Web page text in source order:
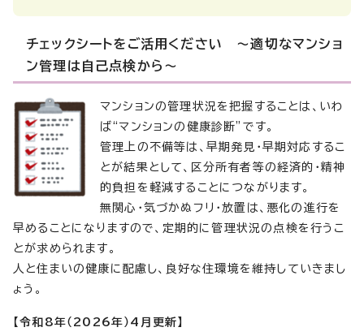
チェックシートをご活用ください ～適切なマンショ
ン管理は自己点検から～
マンションの管理状況を把握することは、いわ
ば“マンションの健康診断”です。
管理上の不備等は、早期発見・早期対応するこ
とが結果として、区分所有者等の経済的・精神
的負担を軽減することにつながります。
無関心・気づかぬフリ・放置は、悪化の進行を
早めることになりますので、定期的に管理状況の点検を行うこ
とが求められます。
人と住まいの健康に配慮し、良好な住環境を維持していきまし
ょう。
【令和8年（2026年）4月更新】